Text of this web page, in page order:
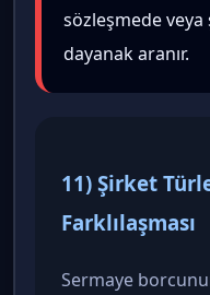
sözleşmede
dayanak aranır.
11) Şirket
Farklılaşması
Sermaye